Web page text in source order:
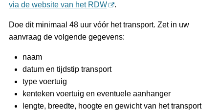
via de website van het RDW
.
Doe dit minimaal 48 uur vóór het transport. Zet in uw
aanvraag de volgende gegevens:
naam
datum en tijdstip transport
type voertuig
kenteken voertuig en eventuele aanhanger
lengte, breedte, hoogte en gewicht van het transport